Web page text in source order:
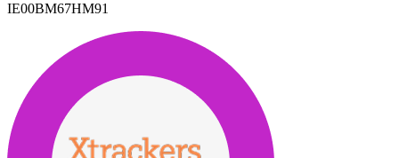
IE00BM67HM91